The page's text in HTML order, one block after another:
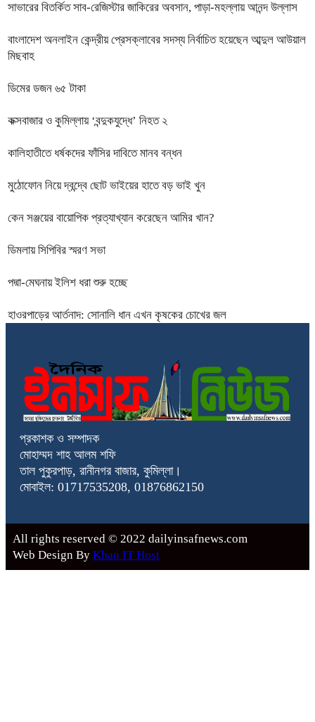
সাভারের বিতর্কিত সাব-রেজিস্টার জাকিরের অবসান, পাড়া-মহল্লায় আনন্দ উল্লাস
বাংলাদেশ অনলাইন কেন্দ্রীয় প্রেসক্লাবের সদস্য নির্বাচিত হয়েছেন আব্দুল আউয়াল
মিছবাহ
ডিমের ডজন ৬৫ টাকা
কক্সবাজার ও কুমিল্লায় ‘বন্দুকযুদ্ধে’ নিহত ২
কালিহাতীতে ধর্ষকদের ফাঁসির দাবিতে মানব বন্ধন
মুঠোফোন নিয়ে দ্বন্দ্বে ছোট ভাইয়ের হাতে বড় ভাই খুন
কেন সঞ্জয়ের বায়োপিক প্রত্যাখ্যান করেছেন আমির খান?
ডিমলায় সিপিবির স্মরণ সভা
পদ্মা-মেঘনায় ইলিশ ধরা শুরু হচ্ছে
হাওরপাড়ের আর্তনাদ: সোনালি ধান এখন কৃষকের চোখের জল
প্রকাশক ও সম্পাদক
মোহাম্মদ শাহ আলম শফি
তাল পুকুরপাড়, রানীনগর বাজার, কুমিল্লা।
মোবাইল: 01717535208, 01876862150
All rights reserved © 2022 dailyinsafnews.com
Web Design By Khan IT Host